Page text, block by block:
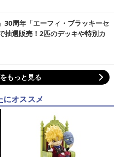
30周年「エーフィ・ブラッキーセ
抽選販売！2匹のデッキや特別カ
もっと見る
にオススメ